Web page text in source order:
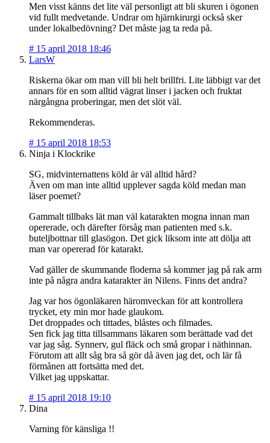
Men visst känns det lite väl personligt att bli skuren i ögonen
vid fullt medvetande. Undrar om hjärnkirurgi också sker
under lokalbedövning? Det måste jag ta reda på.
# 15 april 2018 18:46
LarsW
Riskerna ökar om man vill bli helt brillfri. Lite läbbigt var det
annars för en som alltid vägrat linser i jacken och fruktat
närgångna proberingar, men det slöt väl.
Rekommenderas.
# 15 april 2018 18:53
Ninja i Klockrike
SG, midvinternattens köld är väl alltid hård?
Även om man inte alltid upplever sagda köld medan man
läser poemet?
Gammalt tillbaks lät man väl katarakten mogna innan man
opererade, och därefter försåg man patienten med s.k.
buteljbottnar till glasögon. Det gick liksom inte att dölja att
man var opererad för katarakt.
Vad gäller de skummande floderna så kommer jag på rak arm
inte på några andra katarakter än Nilens. Finns det andra?
Jag var hos ögonläkaren häromveckan för att kontrollera
trycket, ety min mor hade glaukom.
Det droppades och tittades, blåstes och filmades.
Sen fick jag titta tillsammans läkaren som berättade vad det
var jag såg. Synnerv, gul fläck och små gropar i näthinnan.
Förutom att allt såg bra så gör då även jag det, och lär få
förmånen att fortsätta med det.
Vilket jag uppskattar.
# 15 april 2018 19:10
Dina
Varning för känsliga !!